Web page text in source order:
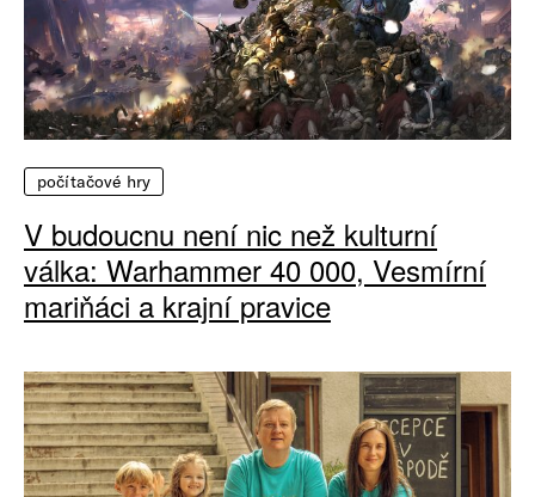
počítačové hry
V budoucnu není nic než kulturní
válka: Warhammer 40 000, Vesmírní
mariňáci a krajní pravice